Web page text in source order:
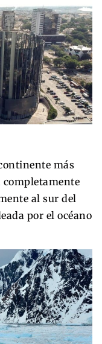
más
completamente
al sur del
por el océano